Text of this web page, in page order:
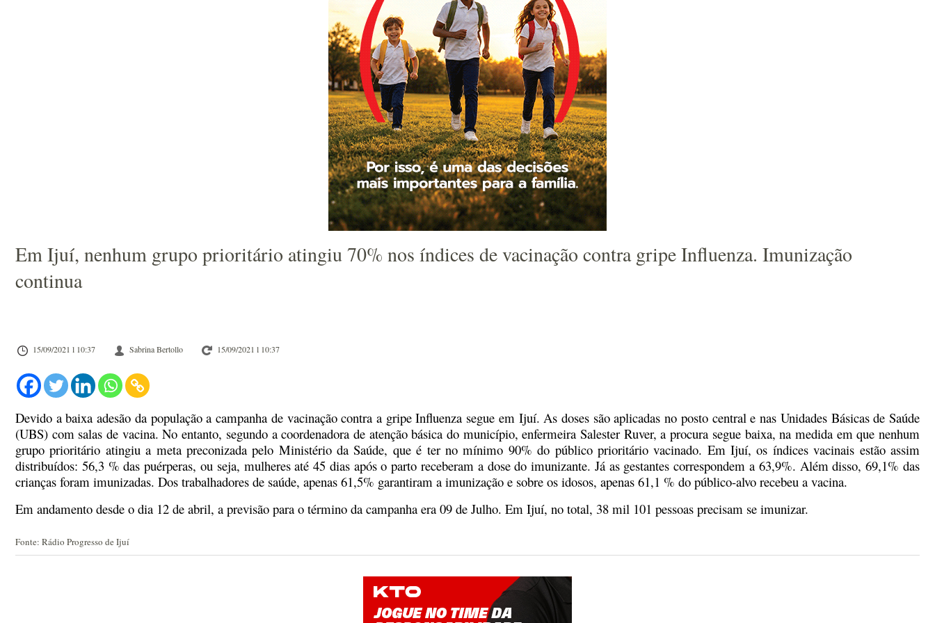
Em Ijuí, nenhum grupo prioritário atingiu 70% nos índices de vacinação contra gripe Influenza. Imunização
continua
15/09/2021 l 10:37 Sabrina Bertollo 15/09/2021 l 10:37
Devido a baixa adesão da população a campanha de vacinação contra a gripe Influenza segue em Ijuí. As doses são aplicadas no posto central e nas Unidades Básicas de Saúde
(UBS) com salas de vacina. No entanto, segundo a coordenadora de atenção básica do município, enfermeira Salester Ruver, a procura segue baixa, na medida em que nenhum
grupo prioritário atingiu a meta preconizada pelo Ministério da Saúde, que é ter no mínimo 90% do público prioritário vacinado. Em Ijuí, os índices vacinais estão assim
distribuídos: 56,3 % das puérperas, ou seja, mulheres até 45 dias após o parto receberam a dose do imunizante. Já as gestantes correspondem a 63,9%. Além disso, 69,1% das
crianças foram imunizadas. Dos trabalhadores de saúde, apenas 61,5% garantiram a imunização e sobre os idosos, apenas 61,1 % do público-alvo recebeu a vacina.
Em andamento desde o dia 12 de abril, a previsão para o término da campanha era 09 de Julho. Em Ijuí, no total, 38 mil 101 pessoas precisam se imunizar.
Fonte: Rádio Progresso de Ijuí